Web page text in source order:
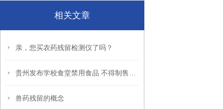
相关文章
亲，您买农药残留检测仪了吗？
兽药残留的概念